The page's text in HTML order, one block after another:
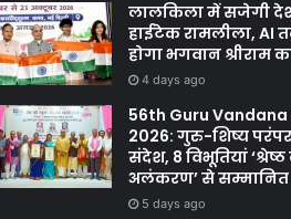
लालकिला में सजेगी
हाईटेक रामलीला, AI
होगा भगवान श्रीराम
4 days ago
56th Guru
2026: गुरु-शिष्य
संदेश, 8 विभूतियां
अलंकरण’ से सम्मानित
5 days ago